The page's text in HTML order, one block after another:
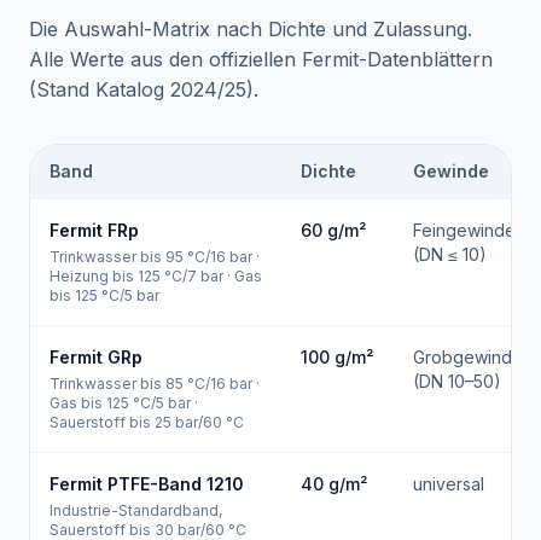
Die Auswahl-Matrix nach Dichte und Zulassung.
Alle Werte aus den offiziellen Fermit-Datenblättern
(Stand Katalog 2024/25).
Band Dichte Gewinde
Fermit FRp
Trinkwasser bis 95 °C/16 bar ·
Heizung bis 125 °C/7 bar · Gas
bis 125 °C/5 bar
60 g/m²
Feingewinde
(DN ≤ 10)
Fermit GRp
Trinkwasser bis 85 °C/16 bar ·
Gas bis 125 °C/5 bar ·
Sauerstoff bis 25 bar/60 °C
100 g/m²
Grobgewinde
(DN 10–50)
Fermit PTFE-Band 1210
Industrie-Standardband,
Sauerstoff bis 30 bar/60 °C
40 g/m² universal